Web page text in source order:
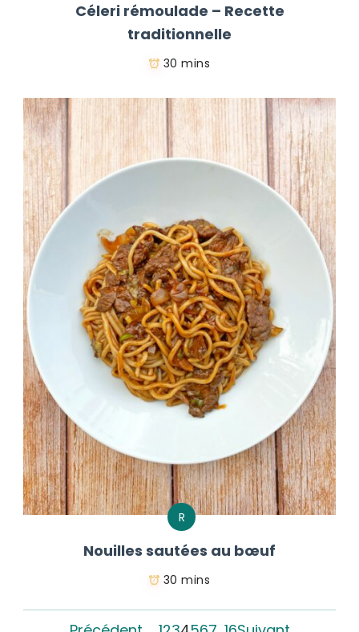
Céleri rémoulade – Recette
traditionnelle
30 mins
R
Nouilles sautées au bœuf
30 mins